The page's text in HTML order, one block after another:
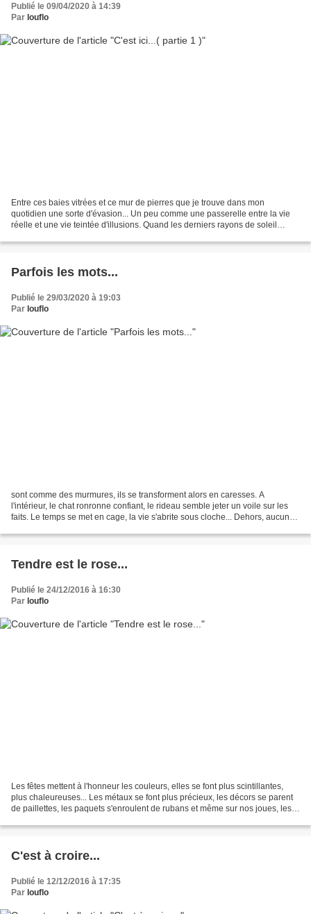
Publié le 09/04/2020 à 14:39
Par louflo
Entre ces baies vitrées et ce mur de pierres que je trouve dans mon
quotidien une sorte d'évasion... Un peu comme une passerelle entre la vie
réelle et une vie teintée d'illusions. Quand les derniers rayons de soleil
Parfois les mots...
Publié le 29/03/2020 à 19:03
Par louflo
sont comme des murmures, ils se transforment alors en caresses. A
l'intérieur, le chat ronronne confiant, le rideau semble jeter un voile sur les
faits. Le temps se met en cage, la vie s'abrite sous cloche... Dehors, aucun
Tendre est le rose...
Publié le 24/12/2016 à 16:30
Par louflo
Les fêtes mettent à l'honneur les couleurs, elles se font plus scintillantes,
plus chaleureuses... Les métaux se font plus précieux, les décors se parent
de paillettes, les paquets s'enroulent de rubans et même sur nos joues, les
C'est à croire...
Publié le 12/12/2016 à 17:35
Par louflo